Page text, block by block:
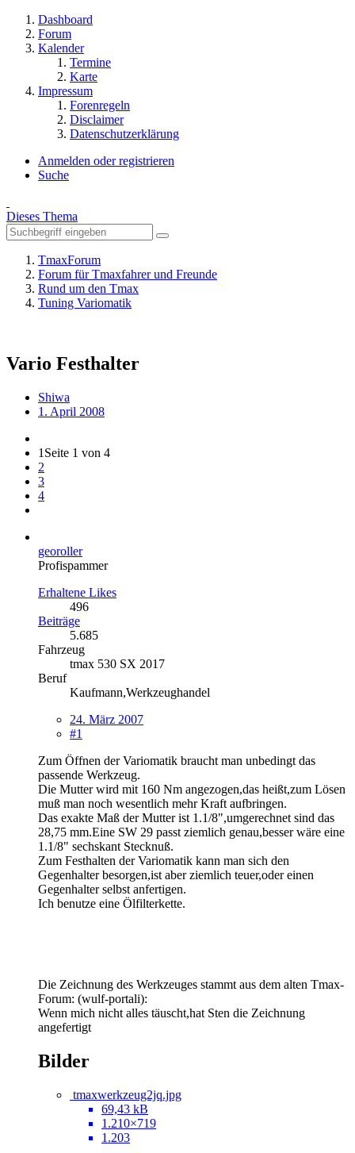
Dashboard
Forum
Kalender
Termine
Karte
Impressum
Forenregeln
Disclaimer
Datenschutzerklärung
Anmelden oder registrieren
Suche
Dieses Thema
TmaxForum
Forum für Tmaxfahrer und Freunde
Rund um den Tmax
Tuning Variomatik
Vario Festhalter
Shiwa
1. April 2008
1 Seite 1 von 4
2
3
4
georoller
Profispammer
Erhaltene Likes
496
Beiträge
5.685
Fahrzeug
tmax 530 SX 2017
Beruf
Kaufmann,Werkzeughandel
24. März 2007
#1
Zum Öffnen der Variomatik braucht man unbedingt das
passende Werkzeug.
Die Mutter wird mit 160 Nm angezogen,das heißt,zum Lösen
muß man noch wesentlich mehr Kraft aufbringen.
Das exakte Maß der Mutter ist 1.1/8",umgerechnet sind das
28,75 mm.Eine SW 29 passt ziemlich genau,besser wäre eine
1.1/8" sechskant Stecknuß.
Zum Festhalten der Variomatik kann man sich den
Gegenhalter besorgen,ist aber ziemlich teuer,oder einen
Gegenhalter selbst anfertigen.
Ich benutze eine Ölfilterkette.
Die Zeichnung des Werkzeuges stammt aus dem alten Tmax-
Forum: (wulf-portali):
Wenn mich nicht alles täuscht,hat Sten die Zeichnung
angefertigt
Bilder
tmaxwerkzeug2jq.jpg
69,43 kB
1.210×719
1.203